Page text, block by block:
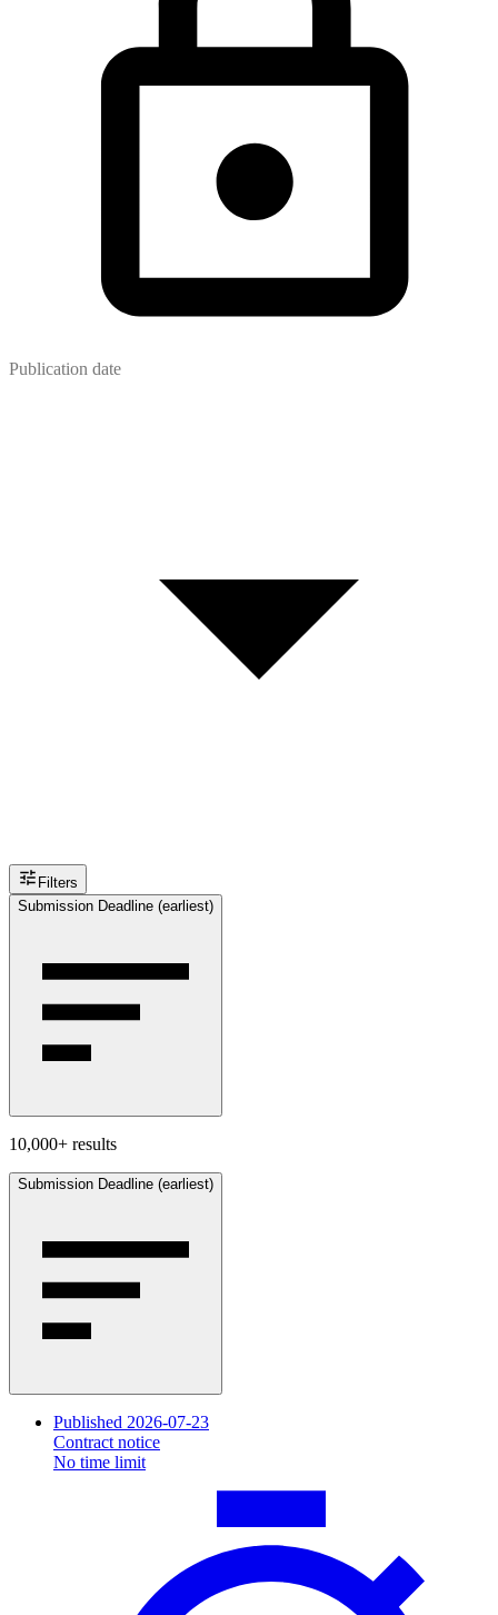
Publication date
Filters
Submission Deadline (earliest)
10,000+ results
Submission Deadline (earliest)
Published 2026-07-23
Contract notice
No time limit